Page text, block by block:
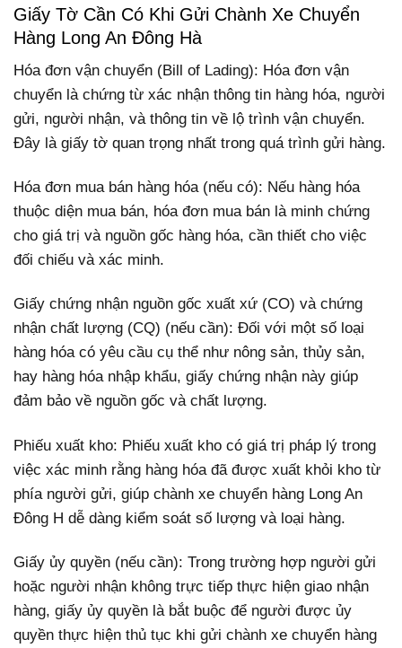
Giấy Tờ Cần Có Khi Gửi Chành Xe Chuyển
Hàng Long An Đông Hà
Hóa đơn vận chuyển (Bill of Lading): Hóa đơn vận
chuyển là chứng từ xác nhận thông tin hàng hóa, người
gửi, người nhận, và thông tin về lộ trình vận chuyển.
Đây là giấy tờ quan trọng nhất trong quá trình gửi hàng.
Hóa đơn mua bán hàng hóa (nếu có): Nếu hàng hóa
thuộc diện mua bán, hóa đơn mua bán là minh chứng
cho giá trị và nguồn gốc hàng hóa, cần thiết cho việc
đối chiếu và xác minh.
Giấy chứng nhận nguồn gốc xuất xứ (CO) và chứng
nhận chất lượng (CQ) (nếu cần): Đối với một số loại
hàng hóa có yêu cầu cụ thể như nông sản, thủy sản,
hay hàng hóa nhập khẩu, giấy chứng nhận này giúp
đảm bảo về nguồn gốc và chất lượng.
Phiếu xuất kho: Phiếu xuất kho có giá trị pháp lý trong
việc xác minh rằng hàng hóa đã được xuất khỏi kho từ
phía người gửi, giúp chành xe chuyển hàng Long An
Đông H dễ dàng kiểm soát số lượng và loại hàng.
Giấy ủy quyền (nếu cần): Trong trường hợp người gửi
hoặc người nhận không trực tiếp thực hiện giao nhận
hàng, giấy ủy quyền là bắt buộc để người được ủy
quyền thực hiện thủ tục khi gửi chành xe chuyển hàng